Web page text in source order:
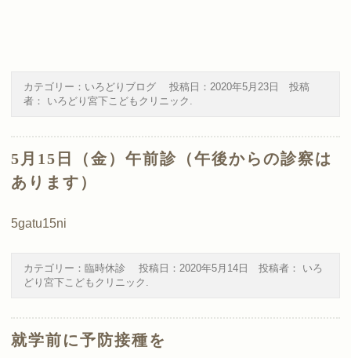
カテゴリー： いろどりブログ 投稿日： 2020年5月23日
投稿
者： いろどり宮下こどもクリニック
5月15日（金）午前診（午後からの診察は
あります）
5gatu15ni
カテゴリー： 臨時休診 投稿日： 2020年5月14日 投稿者： いろ
どり宮下こどもクリニック
就学前に予防接種を